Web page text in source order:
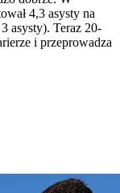
4,3 asysty na
asysty). Teraz 20-
i przeprowadza